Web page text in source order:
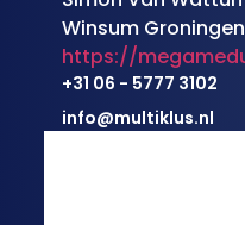
Winsum Groningen
https://
+31 06 - 5777 3102
info@multiklus.nl